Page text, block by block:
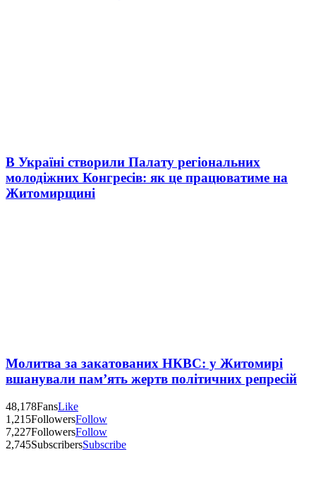
В Україні створили Палату регіональних
молодіжних Конгресів: як це працюватиме на
Житомирщині
Молитва за закатованих НКВС: у Житомирі
вшанували пам’ять жертв політичних репресій
48,178FansLike
1,215FollowersFollow
7,227FollowersFollow
2,745SubscribersSubscribe